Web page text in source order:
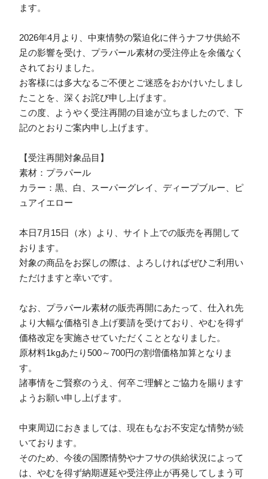
ます。
2026年4月より、中東情勢の緊迫化に伴うナフサ供給不
足の影響を受け、プラパール素材の受注停止を余儀なく
されておりました。
お客様には多大なるご不便とご迷惑をおかけいたしまし
たことを、深くお詫び申し上げます。
この度、ようやく受注再開の目途が立ちましたので、下
記のとおりご案内申し上げます。
【受注再開対象品目】
素材：プラパール
カラー：黒、白、スーパーグレイ、ディープブルー、ピ
ュアイエロー
本日7月15日（水）より、サイト上での販売を再開して
おります。
対象の商品をお探しの際は、よろしければぜひご利用い
ただけますと幸いです。
なお、プラパール素材の販売再開にあたって、仕入れ先
より大幅な価格引き上げ要請を受けており、やむを得ず
価格改定を実施させていただくこととなりました。
原材料1kgあたり500～700円の割増価格加算となりま
す。
諸事情をご賢察のうえ、何卒ご理解とご協力を賜ります
ようお願い申し上げます。
中東周辺におきましては、現在もなお不安定な情勢が続
いております。
そのため、今後の国際情勢やナフサの供給状況によって
は、やむを得ず納期遅延や受注停止が再発してしまう可